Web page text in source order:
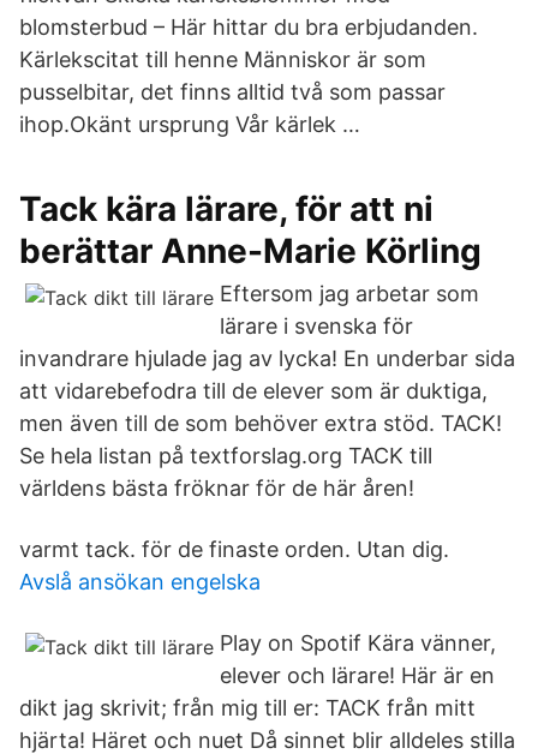
blomsterbud – Här hittar du bra erbjudanden.
Kärlekscitat till henne Människor är som
pusselbitar, det finns alltid två som passar
ihop.Okänt ursprung Vår kärlek …
Tack kära lärare, för att ni
berättar Anne-Marie Körling
Eftersom jag arbetar som
lärare i svenska för
invandrare hjulade jag av lycka! En underbar sida
att vidarebefodra till de elever som är duktiga,
men även till de som behöver extra stöd. TACK!
Se hela listan på textforslag.org TACK till
världens bästa fröknar för de här åren!
varmt tack. för de finaste orden. Utan dig.
Avslå ansökan engelska
Play on Spotif Kära vänner,
elever och lärare! Här är en
dikt jag skrivit; från mig till er: TACK från mitt
hjärta! Häret och nuet Då sinnet blir alldeles stilla